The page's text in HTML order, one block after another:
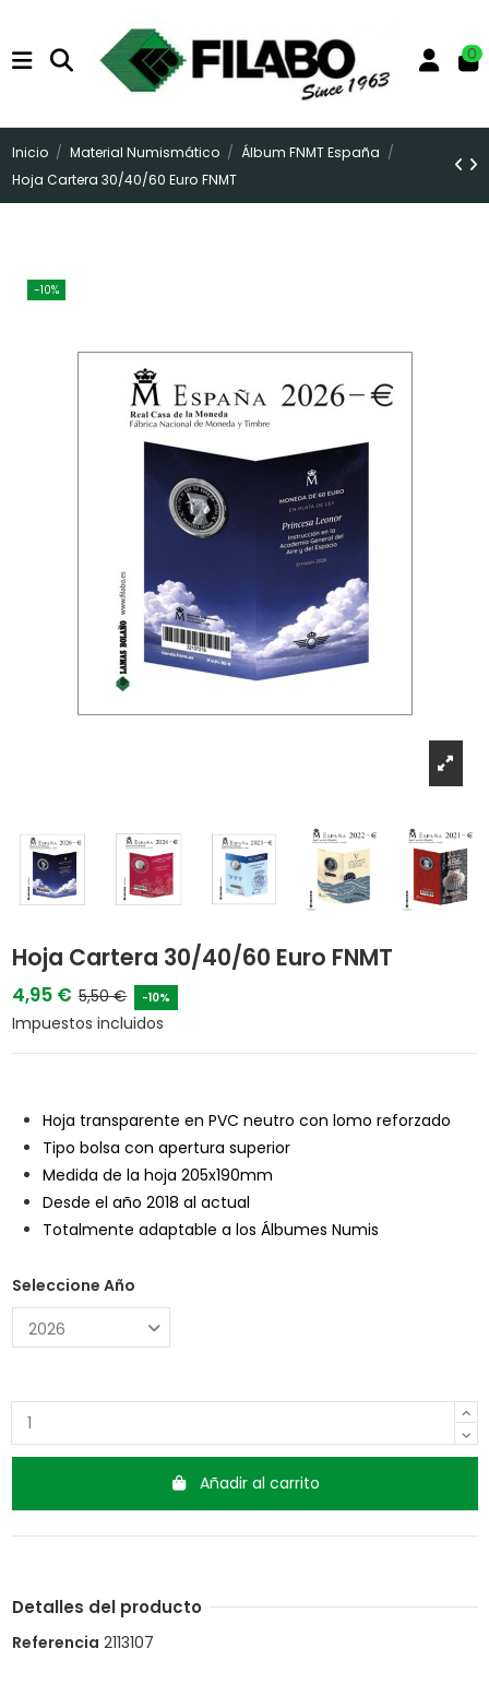
0
Inicio Material Numismático
Álbum FNMT España
Hoja Cartera 30/40/60 Euro FNMT
-10%
Hoja Cartera 30/40/60 Euro FNMT
4,95 € 5,50 € -10%
Impuestos incluidos
Hoja transparente en PVC neutro con lomo reforzado
Tipo bolsa con apertura superior
Medida de la hoja 205x190mm
Desde el año 2018 al actual
Totalmente adaptable a los Álbumes Numis
Seleccione Año
Añadir al carrito
Detalles del producto
Referencia 2113107